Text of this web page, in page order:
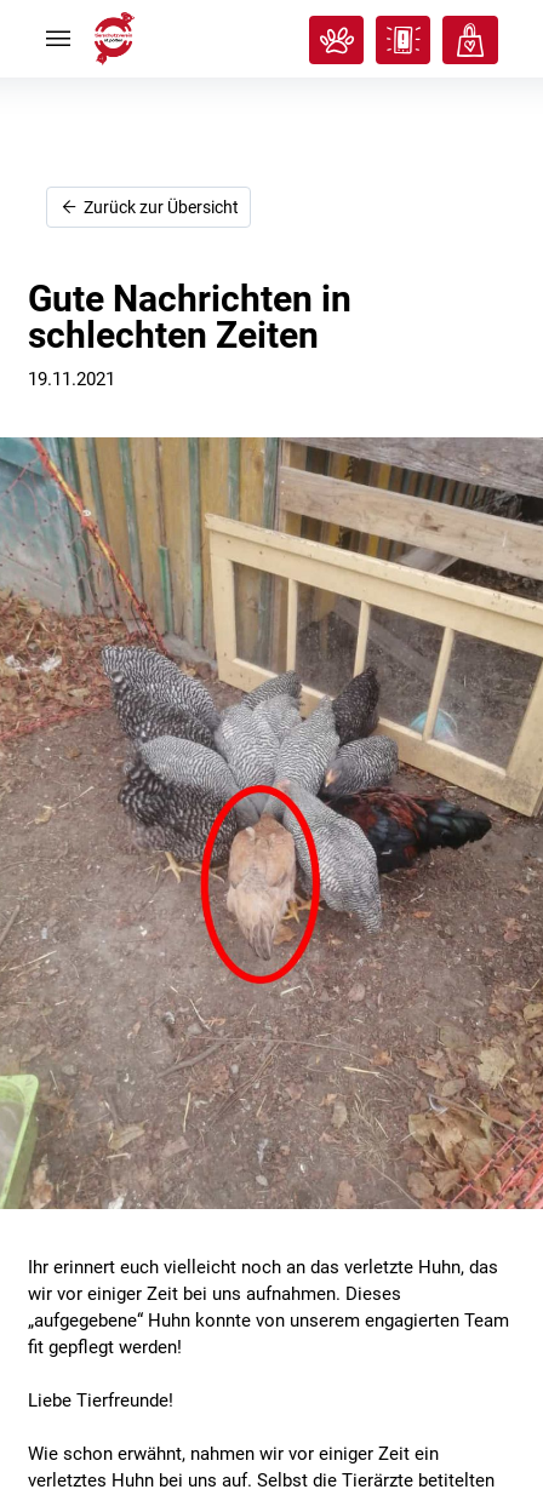
uns
Ich
will
uns
Ich
will
Zurück zur Übersicht
Gute Nachrichten in
schlechten Zeiten
19.11.2021
Ihr erinnert euch vielleicht noch an das verletzte Huhn, das
wir vor einiger Zeit bei uns aufnahmen. Dieses
„aufgegebene“ Huhn konnte von unserem engagierten Team
fit gepflegt werden!
Liebe Tierfreunde!
Wie schon erwähnt, nahmen wir vor einiger Zeit ein
verletztes Huhn bei uns auf. Selbst die Tierärzte betitelten